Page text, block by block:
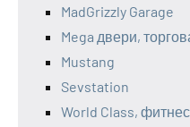
MadGrizzly Garage
Mega двери,
Mustang
Sevstation
World Class,